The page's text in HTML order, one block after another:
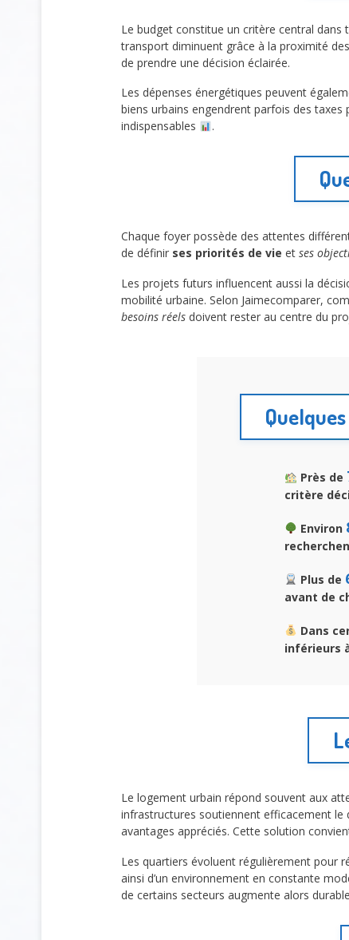
Le budget constitue un critère central dans
transport diminuent grâce à la proximité
de prendre une décision éclairée.
Les dépenses énergétiques peuvent
biens urbains engendrent parfois des taxes
indispensables
.
Chaque foyer possède des attentes
de définir ses priorités de vie et ses
Les projets futurs influencent aussi la
mobilité urbaine. Selon Jaimecomparer,
besoins réels doivent rester au centre du
Près de
critère
Environ
Plus de
avant de
Dans
inférieurs
Le logement urbain répond souvent aux
infrastructures soutiennent efficacement le
avantages appréciés. Cette solution
Les quartiers évoluent régulièrement pour
ainsi d’un environnement en constante
de certains secteurs augmente alors